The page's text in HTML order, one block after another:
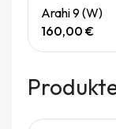
Arahi 9 (W)
160,00 €